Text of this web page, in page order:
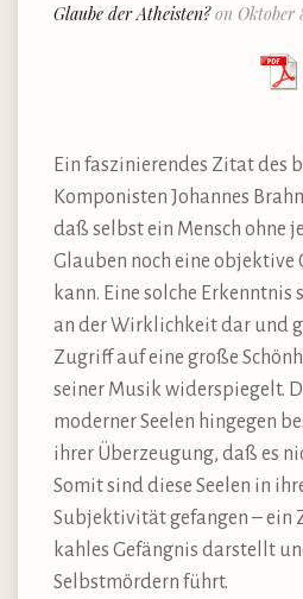
Glaube der Atheisten?on Oktober
Ein faszinierendes Zitat des
Komponisten Johannes
daß selbst ein Mensch ohne
Glauben noch eine objektive
kann. Eine solche
an der Wirklichkeit dar und
Zugriff auf eine große
seiner Musik widerspiegelt.
moderner Seelen hingegen
ihrer Überzeugung, daß es
Somit sind diese Seelen in
Subjektivität gefangen – ein
kahles Gefängnis darstellt
Selbstmördern führt.